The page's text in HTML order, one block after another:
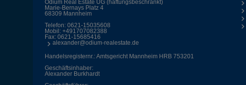
Odium Real Estate UG (haftungsbeschränkt)
Marie-Bernays Platz 4
68309 Mannheim
Telefon:0621-15035608
Mobil:+491707082388
Fax: 0621-15685416
alexander@odium-realestate.de
Handelsregisternr.: Amtsgericht Mannheim HRB 753201
Geschäftsinhaber:
Alexander Burkhardt